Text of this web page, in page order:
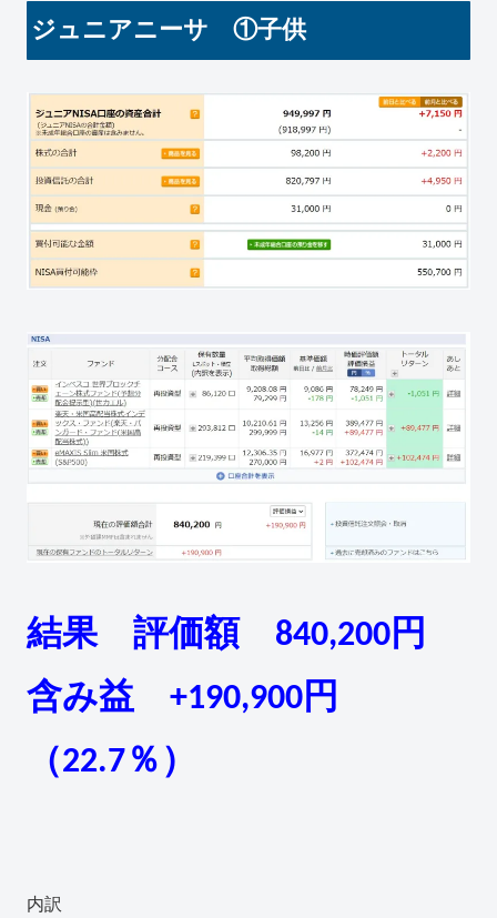
ジュニアニーサ ①子供
結果 評価額 840,200円
含み益 +190,900円
（22.7％）
内訳